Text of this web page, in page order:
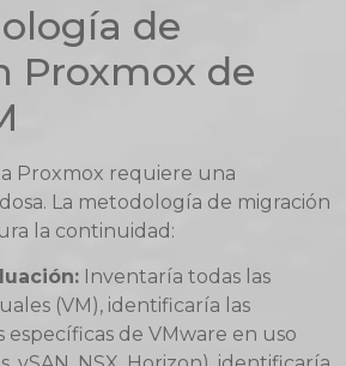
de
Proxmox de
Proxmox requiere una
La metodología de migración
la continuidad:
Inventaría todas las
(VM), identificaría las
específicas de VMware en uso